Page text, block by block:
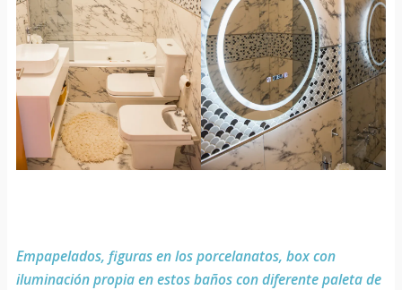
Empapelados, figuras en los porcelanatos, box con
iluminación propia en estos baños con diferente paleta de